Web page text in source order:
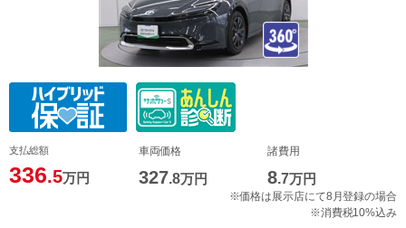
支払総額
336.5万円
車両価格
327.8万円
諸費用
8.7万円
※価格は展示店にて8月登録の場合
※消費税10%込み